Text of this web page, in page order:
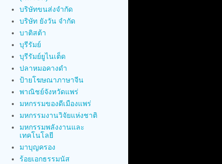
บริษัทขนส่งจำกัด
บริษัท ยังวัน จำกัด
บาติสต้า
บุรีรัมย์
บุรีรัมย์ยูไนเต็ด
ปลาหมอคางดำ
ป้ายโฆษณาภาษาจีน
พาณิชย์จังหวัดแพร่
มหกรรมของดีเมืองแพร่
มหกรรมงานวิจัยแห่งชาติ
มหกรรมพลังงานและ
เทคโนโลยี
มาบุญครอง
ร้อยเอกธรรมนัส